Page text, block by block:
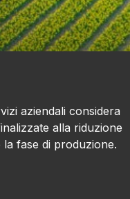
aziendali considera
alla riduzione
fase di produzione.